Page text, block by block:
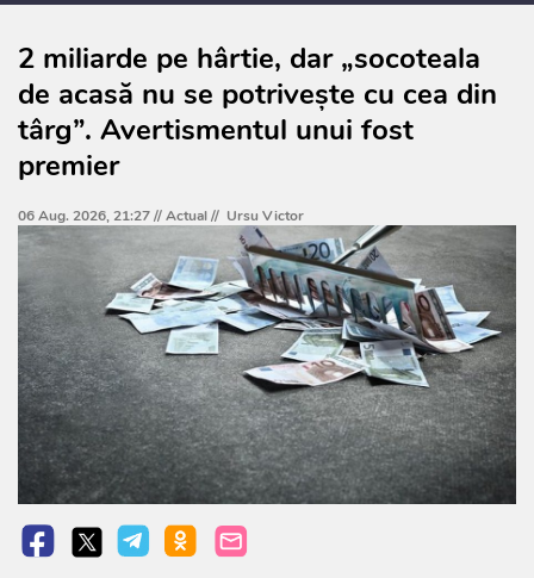
2 miliarde pe hârtie, dar „socoteala
de acasă nu se potrivește cu cea din
târg”. Avertismentul unui fost
premier
06 Aug. 2026, 21:27 //Actual// Ursu Victor